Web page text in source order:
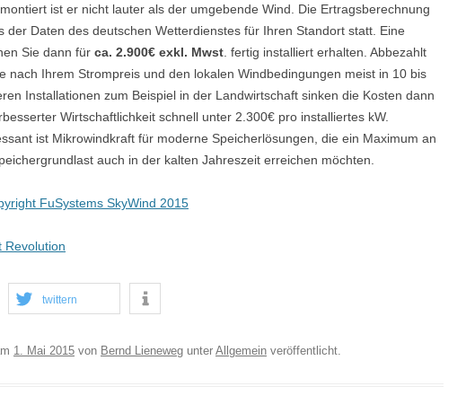
ist er nicht lauter als der umgebende Wind. Die Ertragsberechnung
der Daten des deutschen Wetterdienstes für Ihren Standort statt. Eine
Sie dann für ca. 2.900€ exkl. Mwst . fertig installiert erhalten. Abbezahlt
nach Ihrem Strompreis und den lokalen Windbedingungen meist in 10 bis
Installationen zum Beispiel in der Landwirtschaft sinken die Kosten dann
Wirtschaftlichkeit schnell unter 2.300€ pro installiertes kW.
ist Mikrowindkraft für moderne Speicherlösungen, die ein Maximum an
auch in der kalten Jahreszeit erreichen möchten.
FuSystems SkyWind 2015
Revolution
twittern
1. Mai 2015 von Bernd Lieneweg unter Allgemein veröffentlicht.